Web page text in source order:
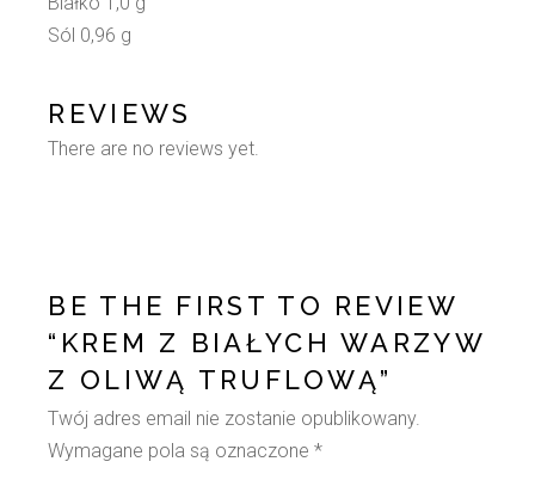
Sól 0,96 g
REVIEWS
There are no reviews yet.
BE THE FIRST TO REVIEW
“KREM Z BIAŁYCH WARZYW
Z OLIWĄ TRUFLOWĄ”
Twój adres email nie zostanie opublikowany.
Wymagane pola są oznaczone*